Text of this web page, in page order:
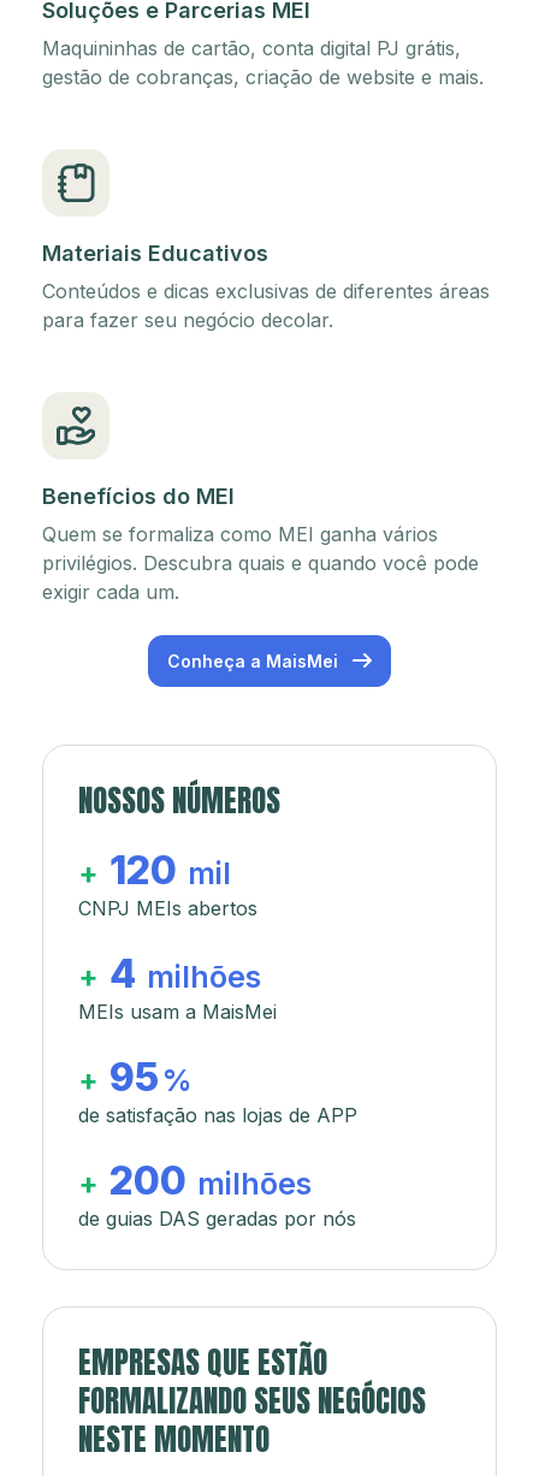
Soluções e Parcerias MEI
Maquininhas de cartão, conta digital PJ grátis,
gestão de cobranças, criação de website e mais.
Materiais Educativos
Conteúdos e dicas exclusivas de diferentes áreas
para fazer seu negócio decolar.
Benefícios do MEI
Quem se formaliza como MEI ganha vários
privilégios. Descubra quais e quando você pode
exigir cada um.
Conheça a MaisMei
NOSSOS NÚMEROS
+ 120 mil
CNPJ MEIs abertos
+ 4 milhões
MEIs usam a MaisMei
+ 95 %
de satisfação nas lojas de APP
+ 200 milhões
de guias DAS geradas por nós
EMPRESAS QUE ESTÃO
FORMALIZANDO SEUS NEGÓCIOS
NESTE MOMENTO